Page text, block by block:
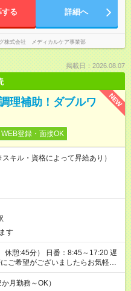
する 詳細へ
株式会社 メディカルケア事業部
掲載日：2026.08.07
NEW
理補助！ダブルワ
WEB登録・面接OK
ル・資格によって昇給あり）
す
：8:45～17:20 遅
月勤務～OK）